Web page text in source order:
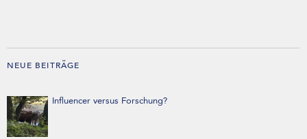
NEUE BEITRÄGE
Influencer versus Forschung?